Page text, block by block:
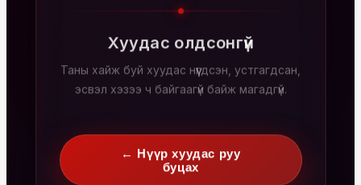
Хуудас олдсонгүй
Таны хайж буй хуудас нүүгдсэн, устгагдсан,
эсвэл хэзээ ч байгаагүй байж магадгүй.
← Нүүр хуудас руу
буцах